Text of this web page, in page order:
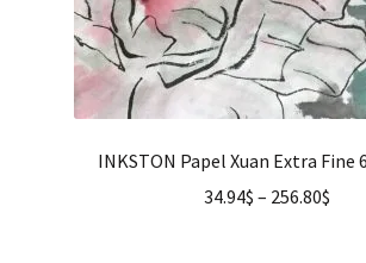
INKSTON Papel Xuan Extra Fine
34.94$ – 256.80$